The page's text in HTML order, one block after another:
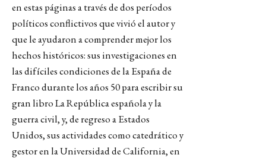
en estas páginas a través de dos períodos
políticos conflictivos que vivió el autor y
que le ayudaron a comprender mejor los
hechos históricos: sus investigaciones en
las difíciles condiciones de la España de
Franco durante los años 50 para escribir su
gran libro La República española y la
guerra civil, y, de regreso a Estados
Unidos, sus actividades como catedrático y
gestor en la Universidad de California, en